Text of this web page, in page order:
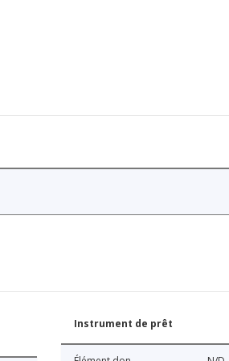
Instrument de prêt